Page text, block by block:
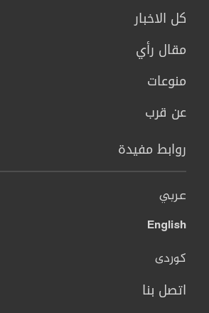
كل الاخبار
مقال رأي
منوعات
عن قرب
روابط مفيدة
عربي
English
کوردی
اتصل بنا